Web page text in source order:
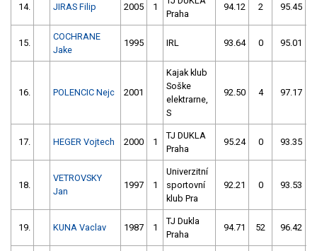
14. JIRAS Filip 2005 1
Praha
94.12 2 95.45
15.
COCHRANE
Jake
1995 IRL 93.64 0 95.01
16. POLENCIC Nejc 2001
Kajak klub
Soške
elektrarne,
S
92.50 4 97.17
17. HEGER Vojtech 2000 1
TJ DUKLA
Praha
95.24 0 93.35
18.
VETROVSKY
Jan
1997 1
Univerzitní
sportovní
klub Pra
92.21 0 93.53
19. KUNA Vaclav 1987 1
TJ Dukla
Praha
94.71 52 96.42